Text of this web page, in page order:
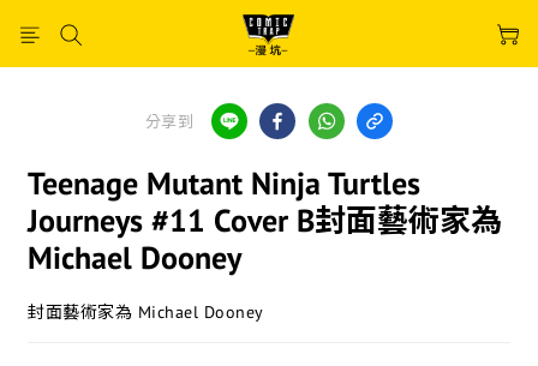
分享到
Teenage Mutant Ninja Turtles
Journeys #11 Cover B封面藝術家為
Michael Dooney
封面藝術家為 Michael Dooney